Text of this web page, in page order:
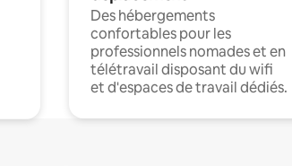
Des hébergements
confortables pour les
professionnels nomades et en
télétravail disposant du wifi
et d'espaces de travail dédiés.